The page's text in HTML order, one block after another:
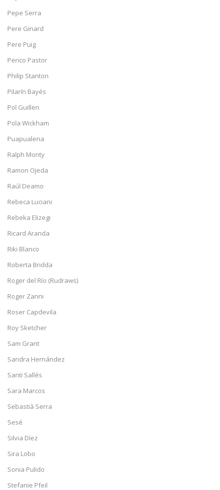
Pepe Serra
Pere Ginard
Pere Puig
Perico Pastor
Philip Stanton
Pilarín Bayés
Pol Guillen
Pola Wickham
Puapualena
Ralph Monty
Ramon Ojeda
Raúl Deamo
Rebeca Luciani
Rebeka Elizegi
Ricard Aranda
Riki Blanco
Roberta Bridda
Roger del Río (Rudraws)
Roger Zanni
Roser Capdevila
Roy Sketcher
Sam Grant
Sandra Hernández
Santi Sallés
Sara Marcos
Sebastià Serra
Sesé
Silvia Díez
Sira Lobo
Sonia Pulido
Stefanie Pfeil